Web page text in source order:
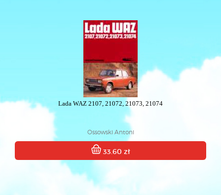
Lada WAZ 2107, 21072, 21073, 21074
Ossowski Antoni
33.60 zł